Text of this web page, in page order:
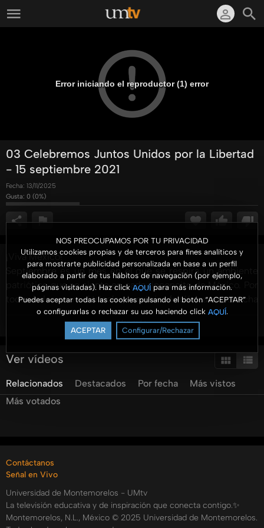
NOS PREOCUPAMOS POR TU PRIVACIDAD
Utilizamos cookies propias y de terceros para fines analíticos y
para mostrarte publicidad personalizada en base a un perfil
elaborado a partir de tus hábitos de navegación (por ejemplo,
páginas visitadas). Haz click AQUÍ para más información.
Puedes aceptar todas las cookies pulsando el botón “ACEPTAR”
o configurarlas o rechazar su uso haciendo click AQUÍ.
ACEPTAR Configurar/Rechazar
Error iniciando el reproductor (1) error
03 Celebremos Juntos Unidos por la Libertad
- 15 septiembre 2021
Fecha: 13/11/2025
Gusta: 0 (0%)
¡Viva México!
Septiembre es un mes en el que se respira un ambiente
patriótico que se siente en cada rinconcito de México. Por
todos lados se ve el tricolor, la música folclórica se escucha
y la comida típica nos enamora la mirada y el corazón. ¡Es
fecha de conmemorar a México! Y nos da mucho gusto
que te unas a nosotros para celebrar UNIDOS POR LA
LIBERTAD. ¡Bienvenido!
Tags:
Ver más
Ver vídeos
Relacionados Destacados Por fecha
Más vistos
Más votados
Contáctanos
Señal en Vivo
Universidad de Montemorelos - UMtv
La televisión educativa y de inspiración que conecta contigo.✨
Montemorelos, N.L., México © 2025 Universidad de Montemorelos.